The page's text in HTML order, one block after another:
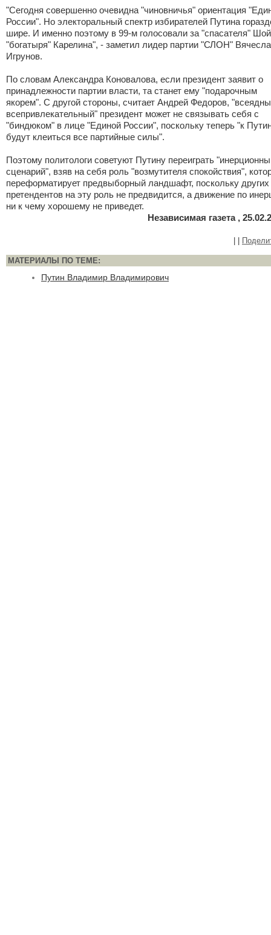
"Сегодня совершенно очевидна "чиновничья" ориентация
России". Но электоральный спектр избирателей Путина
шире. И именно поэтому в 99-м голосовали за "спасателя"
"богатыря" Карелина", - заметил лидер партии "СЛОН"
Игрунов.
По словам Александра Коновалова, если президент заявит о
принадлежности партии власти, та станет ему "подарочным
якорем". С другой стороны, считает Андрей Федоров,
всепривлекательный" президент может не связывать себя с
"биндюком" в лице "Единой России", поскольку теперь "к
будут клеиться все партийные силы".
Поэтому политологи советуют Путину переиграть
сценарий", взяв на себя роль "возмутителя спокойствия",
переформатирует предвыборный ландшафт, поскольку других
претендентов на эту роль не предвидится, а движение по
ни к чему хорошему не приведет.
Независимая газета ,
МАТЕРИАЛЫ ПО ТЕМЕ:
Путин Владимир Владимирович